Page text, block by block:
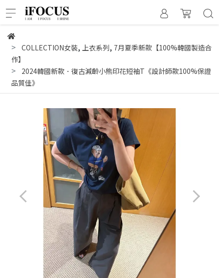
COLLECTION女裝, 上衣系列, 7月夏季新款【100%韓國製造合
作】
2024韓國新款．復古減齡小熊印花短袖T《設計師款100%保證
品質佳》